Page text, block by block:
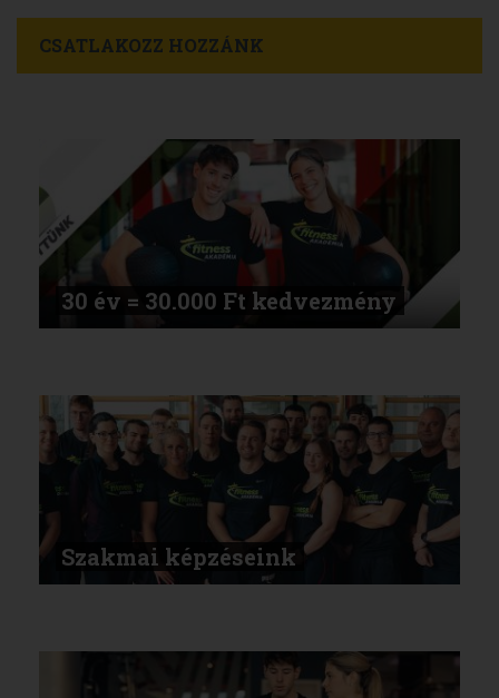
CSATLAKOZZ HOZZÁNK
30 év = 30.000 Ft kedvezmény
Szakmai képzéseink